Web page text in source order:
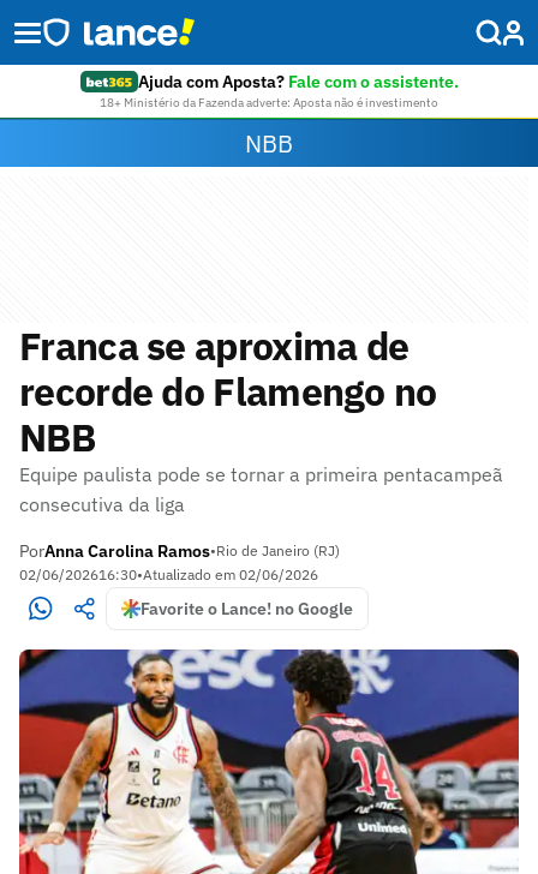
Ajuda com Aposta? Fale com o assistente.
18+ Ministério da Fazenda adverte: Aposta não é investimento
NBB
Franca se aproxima de
recorde do Flamengo no
NBB
Equipe paulista pode se tornar a primeira pentacampeã
consecutiva da liga
PorAnna Carolina Ramos•Rio de Janeiro (RJ)
02/06/202616:30•Atualizado em 02/06/2026
Favorite o Lance! no Google